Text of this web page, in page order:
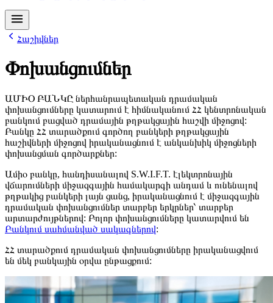
Հաշիվներ
Փոխանցումներ
ԱՄԻՕ ԲԱՆԿԸ ներհանրապետական դրամական
փոխանցումները կատարում է հիմնականում ՀՀ կենտրոնական
բանկում բացված դրամային թղթակցային հաշվի միջոցով:
Բանկը ՀՀ տարածքում գործող բանկերի թղթակցային
հաշիվների միջոցով իրականացնում է անկանխիկ միջոցների
փոխանցման գործարքներ:
Ամիօ բանկը, հանդիսանալով S.W.I.F.T. էլեկտրոնային
վճարումների միջազգային համակարգի անդամ և ունենալով
թղթակից բանկերի լայն ցանց, իրականացնում է միջազգային
դրամական փոխանցումներ տարբեր երկրներ՝ տարբեր
արտարժույթներով: Բոլոր փոխանցումները կատարվում են
Բանկում սահմանված սակագներով:
ՀՀ տարածքում դրամական փոխանցումները իրականացվում
են մեկ բանկային օրվա ընթացքում: